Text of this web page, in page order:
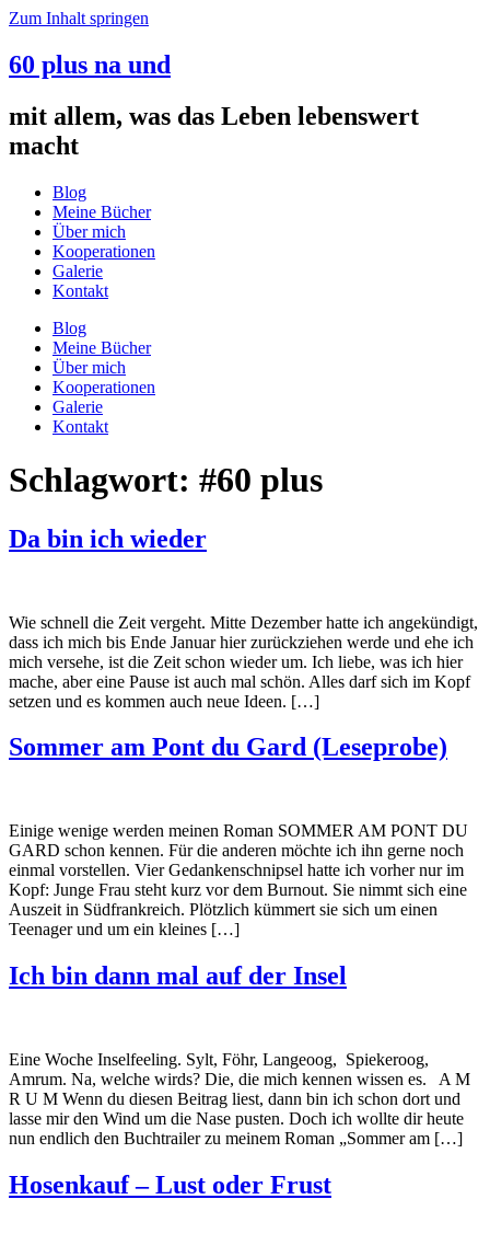
Zum Inhalt springen
60 plus na und
mit allem, was das Leben lebenswert
macht
Blog
Meine Bücher
Über mich
Kooperationen
Galerie
Kontakt
Blog
Meine Bücher
Über mich
Kooperationen
Galerie
Kontakt
Schlagwort: #60 plus
Da bin ich wieder
Wie schnell die Zeit vergeht. Mitte Dezember hatte ich angekündigt,
dass ich mich bis Ende Januar hier zurückziehen werde und ehe ich
mich versehe, ist die Zeit schon wieder um. Ich liebe, was ich hier
mache, aber eine Pause ist auch mal schön. Alles darf sich im Kopf
setzen und es kommen auch neue Ideen. […]
Sommer am Pont du Gard (Leseprobe)
Einige wenige werden meinen Roman SOMMER AM PONT DU
GARD schon kennen. Für die anderen möchte ich ihn gerne noch
einmal vorstellen. Vier Gedankenschnipsel hatte ich vorher nur im
Kopf: Junge Frau steht kurz vor dem Burnout. Sie nimmt sich eine
Auszeit in Südfrankreich. Plötzlich kümmert sie sich um einen
Teenager und um ein kleines […]
Ich bin dann mal auf der Insel
Eine Woche Inselfeeling. Sylt, Föhr, Langeoog, Spiekeroog,
Amrum. Na, welche wirds? Die, die mich kennen wissen es. A M
R U M Wenn du diesen Beitrag liest, dann bin ich schon dort und
lasse mir den Wind um die Nase pusten. Doch ich wollte dir heute
nun endlich den Buchtrailer zu meinem Roman „Sommer am […]
Hosenkauf – Lust oder Frust